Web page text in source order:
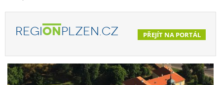
REGIONPLZEN.CZ PŘEJÍT NA PORTÁL